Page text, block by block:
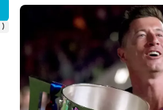
خرید
‹